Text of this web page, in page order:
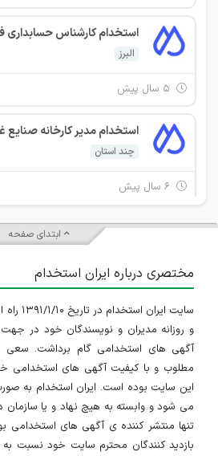
البرز
استخدام مدیر کارخانه صنایع
چند استان
کارشناس فروش کارخانه آب
۶ سال پیش
ابتدای صفحه
مختصری درباره ایران استخدام
سایت
و روزانه مدیران و نویسندگان خود در
آگهی های استخدامی گام برداشت. سعی
مطلوب و با کیفیت آگهی های استخدامی
این سایت بوده است. ایران استخدام به
می شود و وابسته به هیچ نهاد و یا سازمان
تنها منتشر کننده ی آگهی های استخدامی
بازدید کنندگان محترم سایت خود نسبت